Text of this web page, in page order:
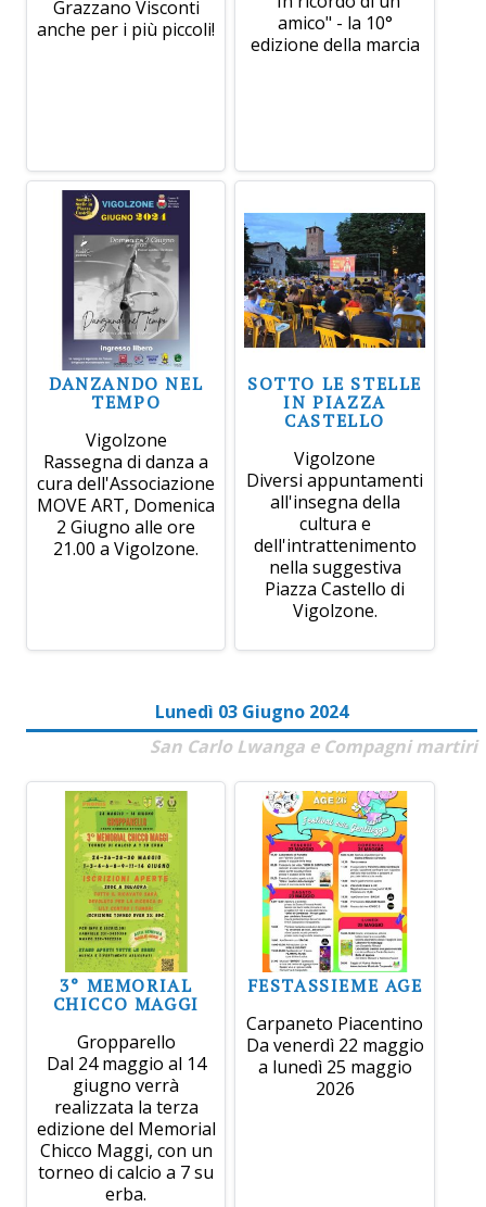
Grazzano Visconti
anche per i più piccoli!
amico" - la 10°
edizione della marcia
DANZANDO NEL
TEMPO
Vigolzone
Rassegna di danza a
cura dell'Associazione
MOVE ART, Domenica
2 Giugno alle ore
21.00 a Vigolzone.
SOTTO LE STELLE
IN PIAZZA
CASTELLO
Vigolzone
Diversi appuntamenti
all'insegna della
cultura e
dell'intrattenimento
nella suggestiva
Piazza Castello di
Vigolzone.
Lunedì 03 Giugno 2024
San Carlo Lwanga e Compagni martiri
3° MEMORIAL
CHICCO MAGGI
Gropparello
Dal 24 maggio al 14
giugno verrà
realizzata la terza
edizione del Memorial
Chicco Maggi, con un
torneo di calcio a 7 su
erba.
FESTASSIEME AGE
Carpaneto Piacentino
Da venerdì 22 maggio
a lunedì 25 maggio
2026